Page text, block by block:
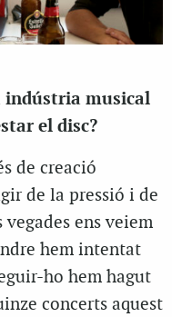
indústria musical
el disc?
de creació
de la pressió i de
ens veiem
hem intentat
ho hem hagut
concerts aquest